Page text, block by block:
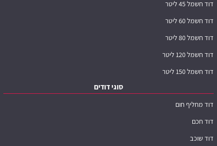
דוד חשמל 45 ליטר
דוד חשמל 60 ליטר
דוד חשמל 80 ליטר
דוד חשמל 120 ליטר
דוד חשמל 150 ליטר
סוגי דודים
דוד מחליף חום
דוד חכם
דוד שוכב